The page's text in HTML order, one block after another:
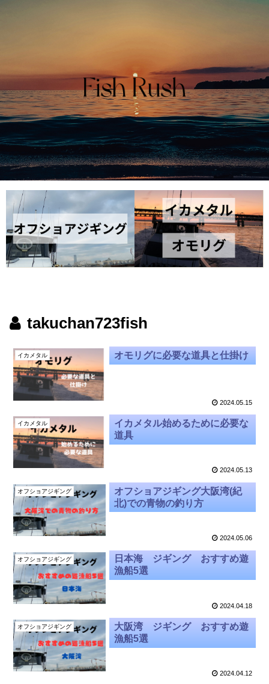
takuchan723fish
イカメタル オモリグに必要な道具と仕掛け
2024.05.15
イカメタル
イカメタル始めるために必要な
道具
2024.05.13
オフショアジギング
オフショアジギング大阪湾(紀
北)での青物の釣り方
2024.05.06
オフショアジギング
日本海 ジギング おすすめ遊
漁船5選
2024.04.18
オフショアジギング
大阪湾 ジギング おすすめ遊
漁船5選
2024.04.12